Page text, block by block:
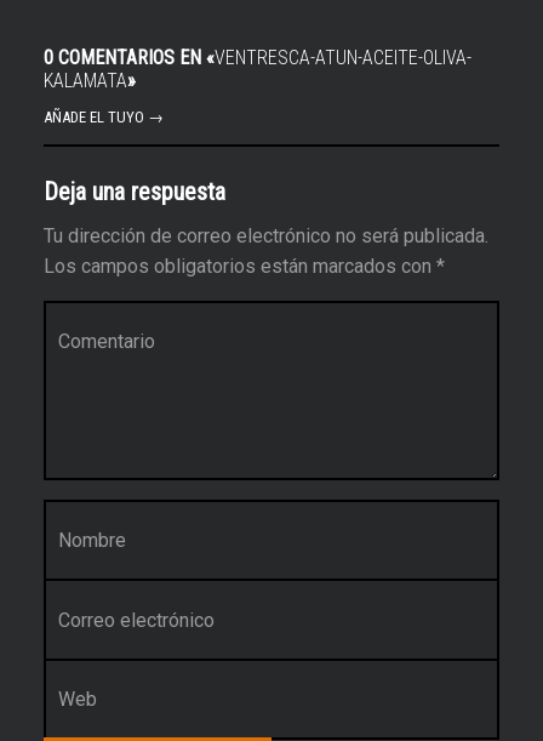
0 COMENTARIOS EN «VENTRESCA-ATUN-ACEITE-OLIVA-
KALAMATA»
AÑADE EL TUYO →
Deja una respuesta
Tu dirección de correo electrónico no será publicada.
Los campos obligatorios están marcados con *
Nombre
*
Web